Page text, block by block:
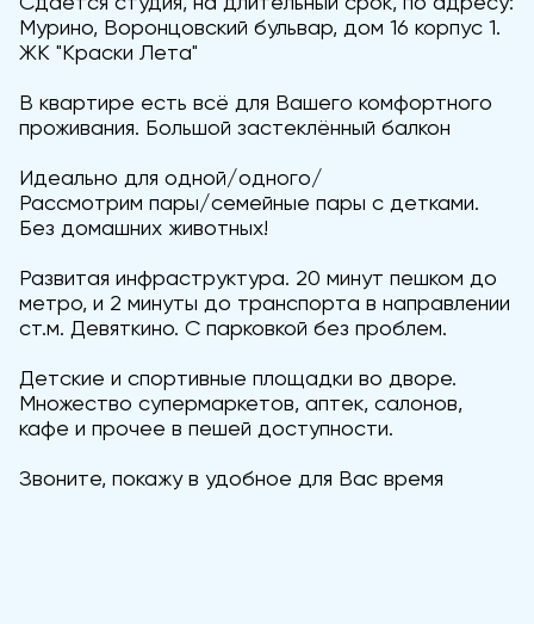
Мурино, Воронцовский бульвар, дом 16 корпус 1.
ЖК "Краски Лета"
В квартире есть всё для Вашего комфортного
проживания. Большой застеклённый балкон
Идеально для одной/одного/
Рассмотрим пары/семейные пары с детками.
Без домашних животных!
Развитая инфраструктура. 20 минут пешком до
метро, и 2 минуты до транспорта в направлении
ст.м. Девяткино. С парковкой без проблем.
Детские и спортивные площадки во дворе.
Множество супермаркетов, аптек, салонов,
кафе и прочее в пешей доступности.
Звоните, покажу в удобное для Вас время